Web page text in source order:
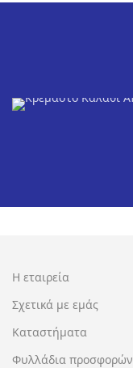
Η εταιρεία
Σχετικά με εμάς
Καταστήματα
Φυλλάδια προσφορών